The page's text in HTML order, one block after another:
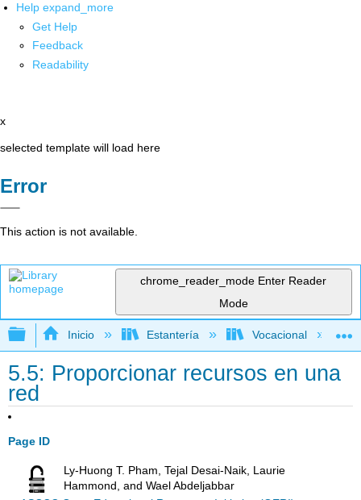
Help expand_more
Get Help
Feedback
Readability
x
selected template will load here
Error
This action is not available.
chrome_reader_mode Enter Reader
Mode
Expandir/contraer jerarquía global
Inicio Estantería Vocacional
5.5: Proporcionar recursos en una
red
Page ID
Ly-Huong T. Pham, Tejal Desai-Naik, Laurie
Hammond, and Wael Abdeljabbar